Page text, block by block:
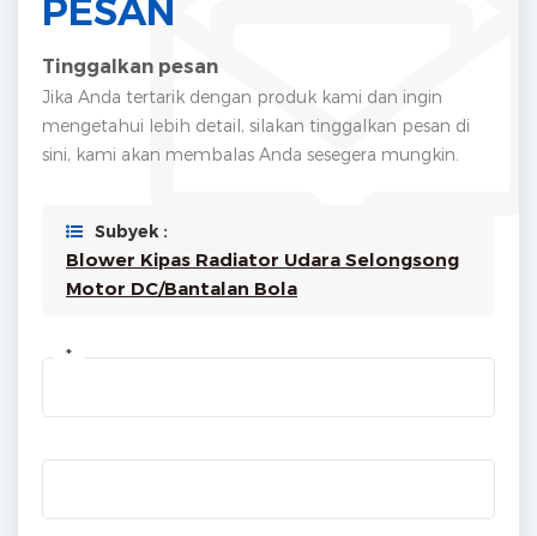
PESAN
Tinggalkan pesan
Jika Anda tertarik dengan produk kami dan ingin
mengetahui lebih detail, silakan tinggalkan pesan di
sini, kami akan membalas Anda sesegera mungkin.
Subyek :
Blower Kipas Radiator Udara Selongsong
Motor DC/Bantalan Bola
*